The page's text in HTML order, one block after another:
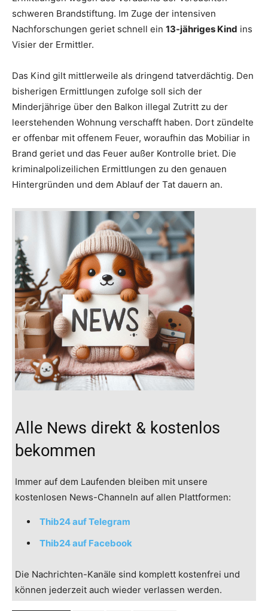
schweren Brandstiftung. Im Zuge der intensiven
Nachforschungen geriet schnell ein 13-jähriges Kind ins
Visier der Ermittler.
Das Kind gilt mittlerweile als dringend tatverdächtig. Den
bisherigen Ermittlungen zufolge soll sich der
Minderjährige über den Balkon illegal Zutritt zu der
leerstehenden Wohnung verschafft haben. Dort zündelte
er offenbar mit offenem Feuer, woraufhin das Mobiliar in
Brand geriet und das Feuer außer Kontrolle briet. Die
kriminalpolizeilichen Ermittlungen zu den genauen
Hintergründen und dem Ablauf der Tat dauern an.
Alle News direkt & kostenlos
bekommen
Immer auf dem Laufenden bleiben mit unsere
kostenlosen News-Channeln auf allen Plattformen:
Thib24 auf Telegram
Thib24 auf Facebook
Die Nachrichten-Kanäle sind komplett kostenfrei und
können jederzeit auch wieder verlassen werden.